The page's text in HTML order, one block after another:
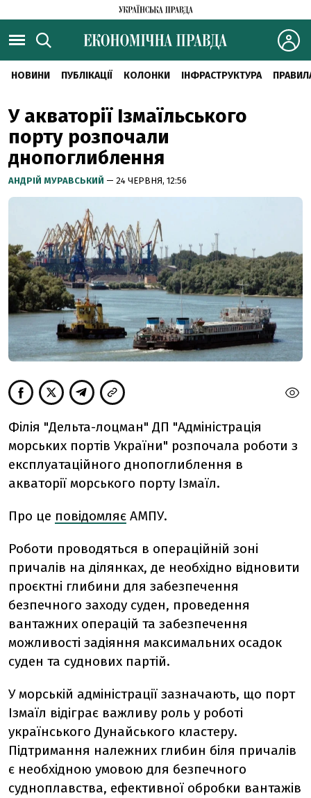
НОВИНИ ПУБЛІКАЦІЇ КОЛОНКИ ІНФРАСТРУКТУРА
У акваторії Ізмаїльського
порту розпочали
днопоглиблення
АНДРІЙ МУРАВСЬКИЙ — 24 ЧЕРВНЯ, 12:56
Філія "Дельта-лоцман" ДП "Адміністрація
морських портів України" розпочала роботи з
експлуатаційного днопоглиблення в
акваторії морського порту Ізмаїл.
Про це повідомляє АМПУ.
Роботи проводяться в операційній зоні
причалів на ділянках, де необхідно відновити
проєктні глибини для забезпечення
безпечного заходу суден, проведення
вантажних операцій та забезпечення
можливості задіяння максимальних осадок
суден та суднових партій.
У морській адміністрації зазначають, що порт
Ізмаїл відіграє важливу роль у роботі
українського Дунайського кластеру.
Підтримання належних глибин біля причалів
є необхідною умовою для безпечного
судноплавства, ефективної обробки вантажів